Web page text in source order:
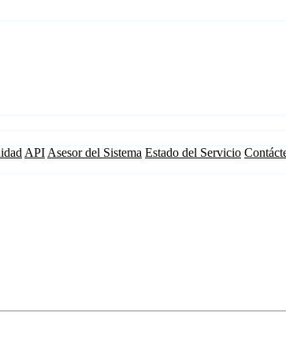
API Asesor del Sistema Estado del Servicio